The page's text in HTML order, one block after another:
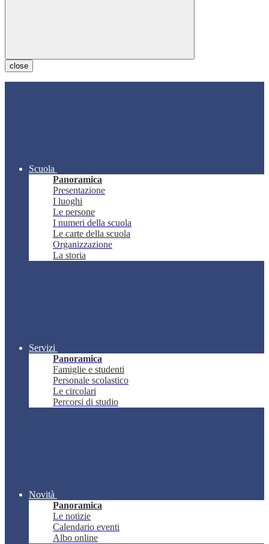
close
Scuola
Panoramica
Presentazione
I luoghi
Le persone
I numeri della scuola
Le carte della scuola
Organizzazione
La storia
Servizi
Panoramica
Famiglie e studenti
Personale scolastico
Le circolari
Percorsi di studio
Novità
Panoramica
Le notizie
Calendario eventi
Albo online